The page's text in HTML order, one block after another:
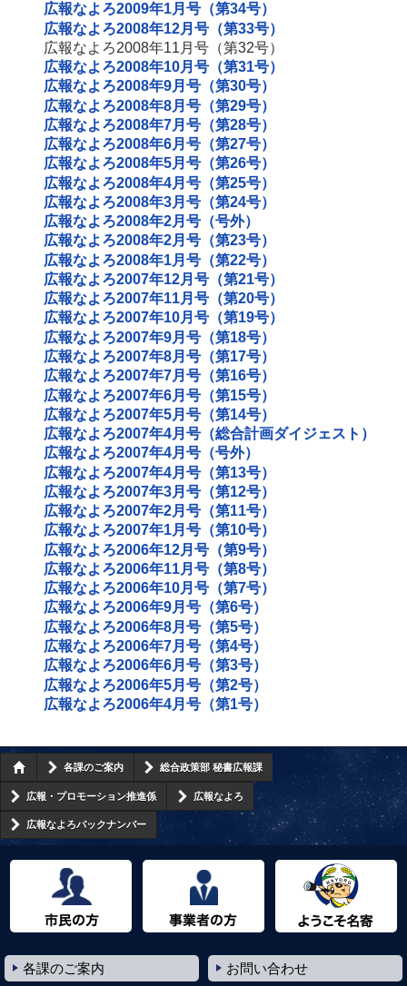
広報なよろ2009年1月号（第34号）
広報なよろ2008年12月号（第33号）
広報なよろ2008年11月号（第32号）
広報なよろ2008年10月号（第31号）
広報なよろ2008年9月号（第30号）
広報なよろ2008年8月号（第29号）
広報なよろ2008年7月号（第28号）
広報なよろ2008年6月号（第27号）
広報なよろ2008年5月号（第26号）
広報なよろ2008年4月号（第25号）
広報なよろ2008年3月号（第24号）
広報なよろ2008年2月号（号外）
広報なよろ2008年2月号（第23号）
広報なよろ2008年1月号（第22号）
広報なよろ2007年12月号（第21号）
広報なよろ2007年11月号（第20号）
広報なよろ2007年10月号（第19号）
広報なよろ2007年9月号（第18号）
広報なよろ2007年8月号（第17号）
広報なよろ2007年7月号（第16号）
広報なよろ2007年6月号（第15号）
広報なよろ2007年5月号（第14号）
広報なよろ2007年4月号（総合計画ダイジェスト）
広報なよろ2007年4月号（号外）
広報なよろ2007年4月号（第13号）
広報なよろ2007年3月号（第12号）
広報なよろ2007年2月号（第11号）
広報なよろ2007年1月号（第10号）
広報なよろ2006年12月号（第9号）
広報なよろ2006年11月号（第8号）
広報なよろ2006年10月号（第7号）
広報なよろ2006年9月号（第6号）
広報なよろ2006年8月号（第5号）
広報なよろ2006年7月号（第4号）
広報なよろ2006年6月号（第3号）
広報なよろ2006年5月号（第2号）
広報なよろ2006年4月号（第1号）
各課のご案内 総合政策部 秘書広報課
広報・プロモーション推進係 広報なよろ
広報なよろバックナンバー
各課のご案内 お問い合わせ